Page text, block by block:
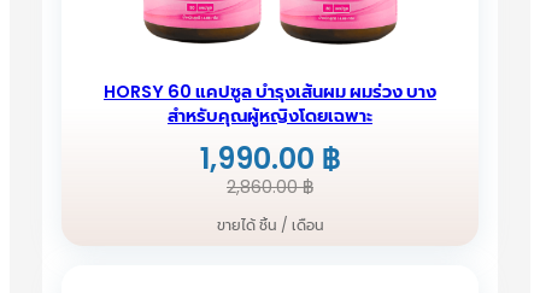
HORSY 60 แคปซูล บำรุงเส้นผม ผมร่วง บาง
สำหรับคุณผู้หญิงโดยเฉพาะ
2,860.00฿
Original
price
1,990.00 ฿
Current
price
ขายได้ ชิ้น / เดือน